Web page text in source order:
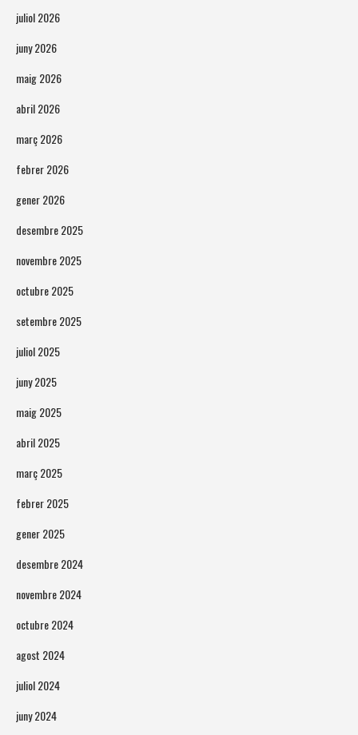
juliol 2026
juny 2026
maig 2026
abril 2026
març 2026
febrer 2026
gener 2026
desembre 2025
novembre 2025
octubre 2025
setembre 2025
juliol 2025
juny 2025
maig 2025
abril 2025
març 2025
febrer 2025
gener 2025
desembre 2024
novembre 2024
octubre 2024
agost 2024
juliol 2024
juny 2024